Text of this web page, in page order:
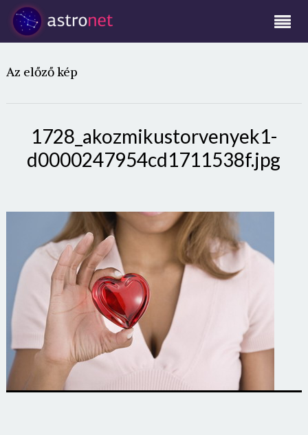
Az előző kép
1728_akozmikustorvenyek1-
d0000247954cd1711538f.jpg